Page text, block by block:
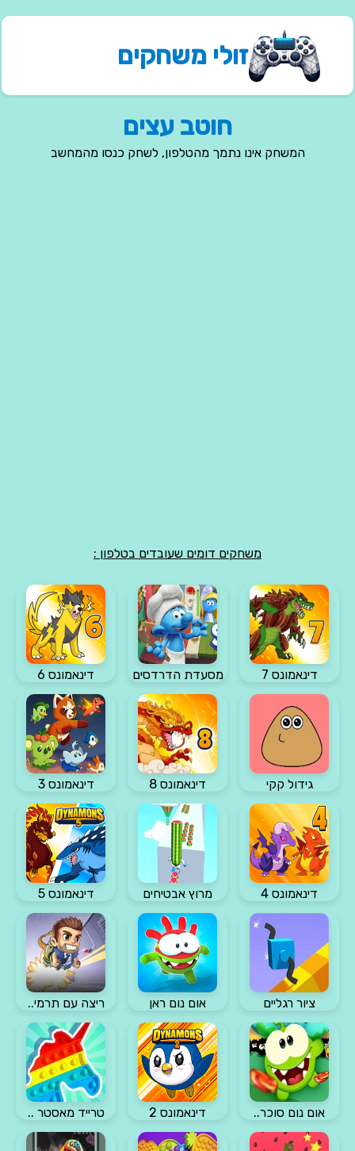
זולי משחקים
חוטב עצים
המשחק אינו נתמך מהטלפון, לשחק כנסו מהמחשב
משחקים דומים שעובדים בטלפון :
דינאמונס 7 מסעדת הדרדסים דינאמונס 6
גידול קקי דינאמונס 8 דינאמונס 3
דינאמונס 4 מרוץ אבטיחים דינאמונס 5
ציור רגליים אום נום ראן ריצה עם תרמי..
אום נום סוכר.. דינאמונס 2 טרייד מאסטר ..